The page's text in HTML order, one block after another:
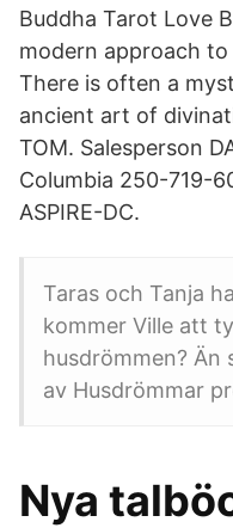
Buddha Tarot Love
modern approach
There is often a
ancient art of
TOM. Salesperson
Columbia 250-719-
ASPIRE-DC.
Taras och Tanja
kommer Ville att
husdrömmen? Än
av Husdrömmar
Nya